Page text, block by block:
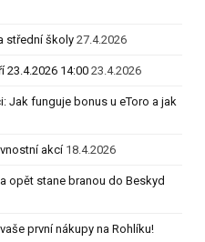
střední školy 27.4.2026
14:00 23.4.2026
Jak funguje bonus u eToro a jak
akcí 18.4.2026
opět stane branou do Beskyd
první nákupy na Rohlíku!